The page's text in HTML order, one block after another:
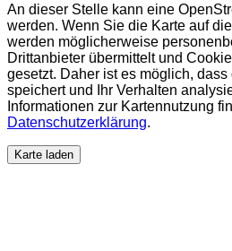
An dieser Stelle kann eine
werden. Wenn Sie die Karte auf
werden möglicherweise
Drittanbieter übermittelt und
gesetzt. Daher ist es möglich,
speichert und Ihr Verhalten
Informationen zur Kartennutzung
Datenschutzerklärung.
Karte laden